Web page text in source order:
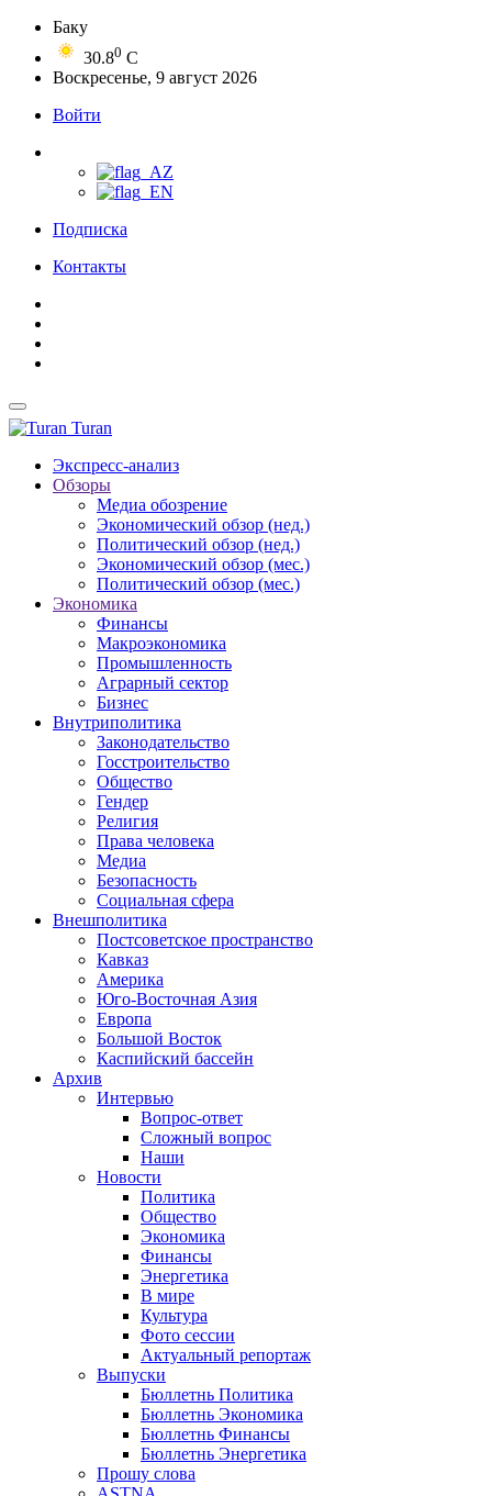
Баку
30.80 C
Воскресенье, 9 август 2026
Войти
Подписка
Контакты
Turan
Экспресс-анализ
Обзоры
Медиа обозрение
Экономический обзор (нед.)
Политический обзор (нед.)
Экономический обзор (мес.)
Политический обзор (мес.)
Экономика
Финансы
Макроэкономика
Промышленность
Аграрный сектор
Бизнес
Внутриполитика
Законодательство
Госстроительство
Общество
Гендер
Религия
Права человека
Медиа
Безопасность
Социальная сфера
Внешполитика
Постсоветское пространство
Кавказ
Америка
Юго-Восточная Азия
Европа
Большой Восток
Каспийский бассейн
Архив
Интервью
Вопрос-ответ
Сложный вопрос
Наши
Новости
Политика
Общество
Экономика
Финансы
Энергетика
В мире
Культура
Фото сессии
Актуальный репортаж
Выпуски
Бюллетнь Политика
Бюллетнь Экономика
Бюллетнь Финансы
Бюллетнь Энергетика
Прошу слова